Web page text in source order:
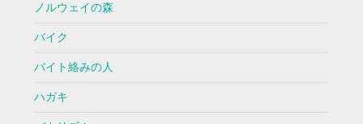
ノルウェイの森
バイク
バイト絡みの人
ハガキ